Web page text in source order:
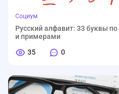
Социум
Русский алфавит: 33 буквы
и примерами
35
0